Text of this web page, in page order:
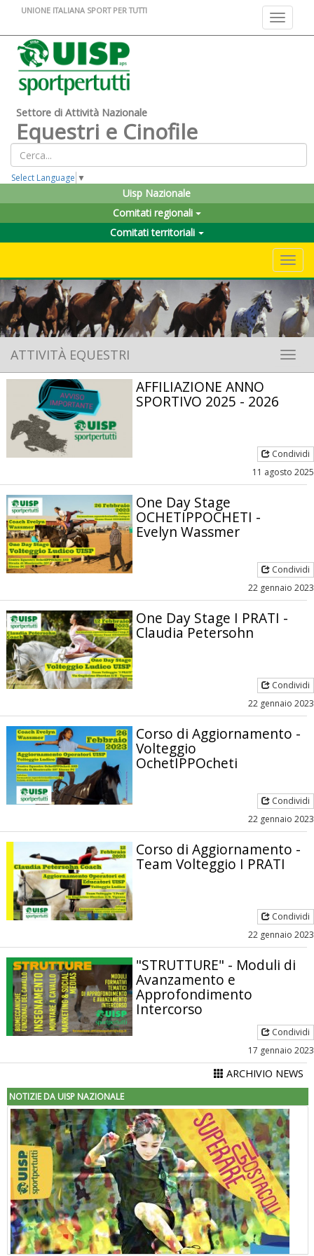
Toggle
UNIONE ITALIANA SPORT PER TUTTI
Settore di Attività Nazionale
Equestri e Cinofile
Select Language ▼
Uisp Nazionale
Comitati regionali
Comitati territoriali
ATTIVITÀ EQUESTRI
AFFILIAZIONE ANNO
SPORTIVO 2025 - 2026
Condividi
11 agosto 2025
One Day Stage
OCHETIPPOCHETI -
Evelyn Wassmer
Condividi
22 gennaio 2023
One Day Stage I PRATI -
Claudia Petersohn
Condividi
22 gennaio 2023
Corso di Aggiornamento -
Volteggio
OchetIPPOcheti
Condividi
22 gennaio 2023
Corso di Aggiornamento -
Team Volteggio I PRATI
Condividi
22 gennaio 2023
"STRUTTURE" - Moduli di
Avanzamento e
Approfondimento
Intercorso
Condividi
17 gennaio 2023
ARCHIVIO NEWS
NOTIZIE DA UISP NAZIONALE